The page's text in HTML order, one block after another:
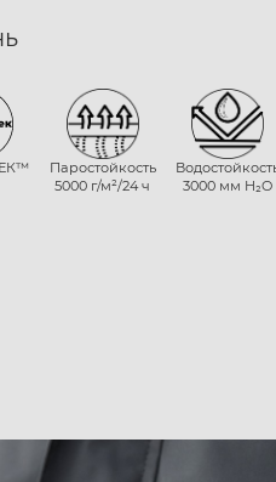
Паростойкость
5000 г/м²/24 ч
3000 мм H₂O